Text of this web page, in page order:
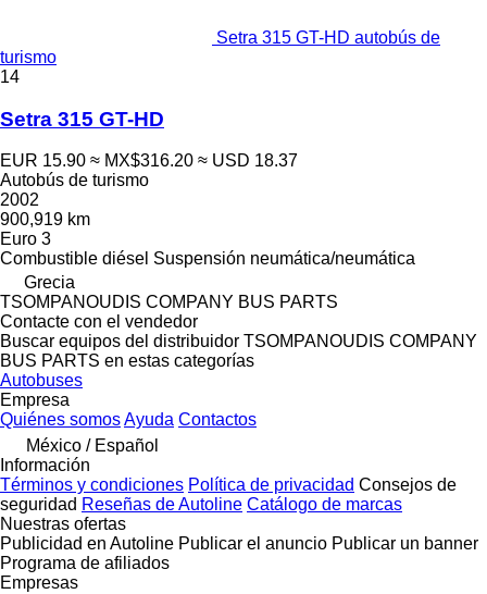
Setra 315 GT-HD autobús de
turismo
14
Setra 315 GT-HD
EUR 15.90 ≈ MX$316.20 ≈ USD 18.37
Autobús de turismo
2002
900,919 km
Euro 3
Combustible diésel Suspensión neumática/neumática
Grecia
TSOMPANOUDIS COMPANY BUS PARTS
Contacte con el vendedor
Buscar equipos del distribuidor TSOMPANOUDIS COMPANY
BUS PARTS en estas categorías
Autobuses
Empresa
Quiénes somosAyuda Contactos
México / Español
Información
Términos y condiciones Política de privacidad Consejos de
seguridad Reseñas de Autoline Catálogo de marcas
Nuestras ofertas
Publicidad en Autoline Publicar el anuncio Publicar un banner
Programa de afiliados
Empresas